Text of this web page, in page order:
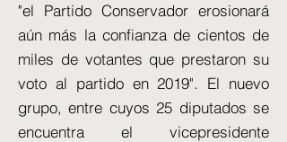
"el Partido Conservador erosionará
aún más la confianza de cientos de
miles de votantes que prestaron su
voto al partido en 2019". El nuevo
grupo, entre cuyos 25 diputados se
encuentra el vicepresidente